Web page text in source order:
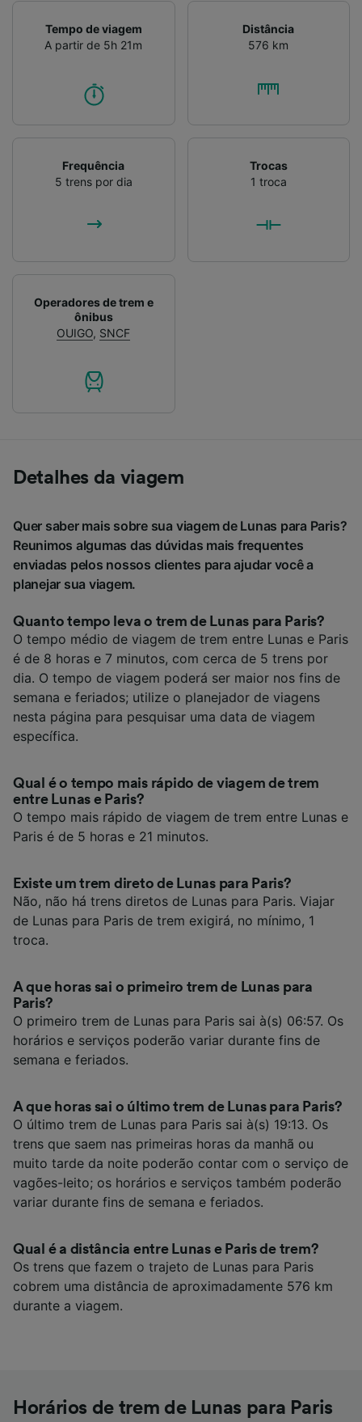
Tempo de viagem
A partir de 5h 21m
Distância
576 km
Frequência
5 trens por dia
Trocas
1 troca
Operadores de trem e
ônibus
OUIGO, SNCF
Detalhes da viagem
Quer saber mais sobre sua viagem de Lunas para Paris?
Reunimos algumas das dúvidas mais frequentes
enviadas pelos nossos clientes para ajudar você a
planejar sua viagem.
Quanto tempo leva o trem de Lunas para Paris?
O tempo médio de viagem de trem entre Lunas e Paris
é de 8 horas e 7 minutos, com cerca de 5 trens por
dia. O tempo de viagem poderá ser maior nos fins de
semana e feriados; utilize o planejador de viagens
nesta página para pesquisar uma data de viagem
específica.
Qual é o tempo mais rápido de viagem de trem
entre Lunas e Paris?
O tempo mais rápido de viagem de trem entre Lunas e
Paris é de 5 horas e 21 minutos.
Existe um trem direto de Lunas para Paris?
Não, não há trens diretos de Lunas para Paris. Viajar
de Lunas para Paris de trem exigirá, no mínimo, 1
troca.
A que horas sai o primeiro trem de Lunas para
Paris?
O primeiro trem de Lunas para Paris sai à(s) 06:57. Os
horários e serviços poderão variar durante fins de
semana e feriados.
A que horas sai o último trem de Lunas para Paris?
O último trem de Lunas para Paris sai à(s) 19:13. Os
trens que saem nas primeiras horas da manhã ou
muito tarde da noite poderão contar com o serviço de
vagões-leito; os horários e serviços também poderão
variar durante fins de semana e feriados.
Qual é a distância entre Lunas e Paris de trem?
Os trens que fazem o trajeto de Lunas para Paris
cobrem uma distância de aproximadamente 576 km
durante a viagem.
Horários de trem de Lunas para Paris